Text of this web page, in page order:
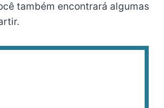
também encontrará algumas